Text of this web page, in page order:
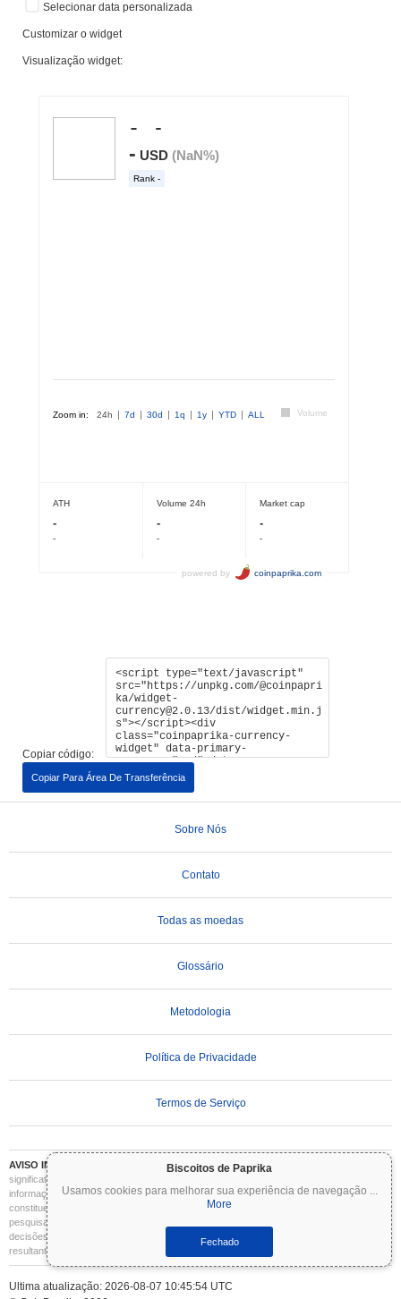
Biscoitos de Paprika
Usamos cookies para melhorar sua experiência de navegação ...
More
Fechado
Selecionar data personalizada
Customizar o widget
Visualização widget:
Copiar código:
Copiar Para Área De Transferência
Sobre Nós
Contato
Todas as moedas
Glossário
Metodologia
Política de Privacidade
Termos de Serviço
AVISO IMPORTANTE:
As criptomoedas são altamente voláteis e envolvem riscos
significativos. Você pode perder parte ou todo o seu investimento. Todas as
informações no Coinpaprika são fornecidas apenas para fins informativos e não
constituem aconselhamento financeiro ou de investimento. Sempre faça sua própria
pesquisa (DYOR) e consulte um consultor financeiro qualificado antes de tomar
decisões de investimento. O Coinpaprika não se responsabiliza por quaisquer perdas
resultantes do uso dessas informações.
Ultima atualização: 2026-08-07 10:45:54 UTC